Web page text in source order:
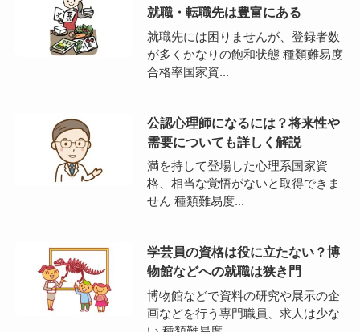
就職・転職先は豊富にある
就職先には困りませんが、登録者数
が多くかなりの飽和状態 種類難易度
合格率国家資...
公認心理師になるには？将来性や
需要についても詳しく解説
満を持して登場した心理系国家資
格、相当な覚悟がないと取得できま
せん 種類難易度...
学芸員の資格は役に立たない？博
物館などへの就職は狭き門
博物館などで資料の研究や展示の企
画などを行う専門職員、求人は少な